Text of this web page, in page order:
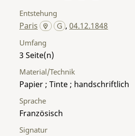
Entstehung
Paris ,04.12.1848
Umfang
3
Material/Technik
Papier ; Tinte ; handschriftlich
Sprache
Französisch
Signatur